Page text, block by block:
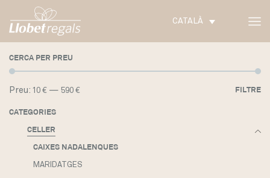
CATALÀ
CERCA PER PREU
FILTRE
Preu: 10 € — 590 €
CATEGORIES
CELLER
CAIXES NADALENQUES
MARIDATGES